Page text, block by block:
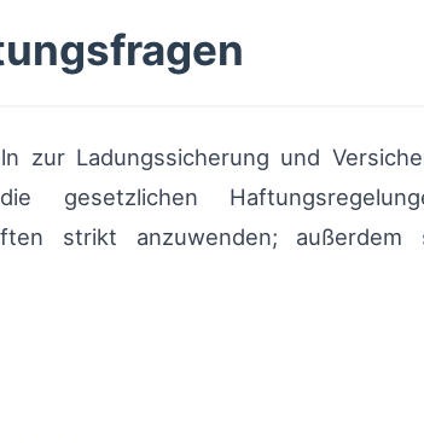
zur Ladungssicherung und
gesetzlichen
strikt anzuwenden;